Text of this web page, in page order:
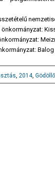
Balog
, 2014, Gödöllő